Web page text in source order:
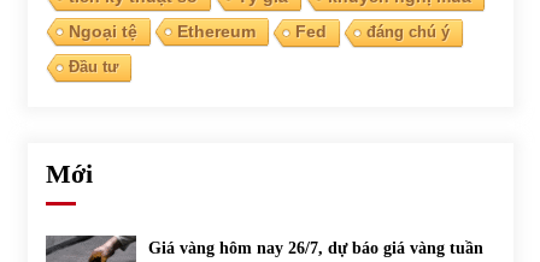
Ngoại tệ
Ethereum Fed
đáng chú ý
Đầu tư
Mới
Giá vàng hôm nay 26/7, dự báo giá vàng tuần